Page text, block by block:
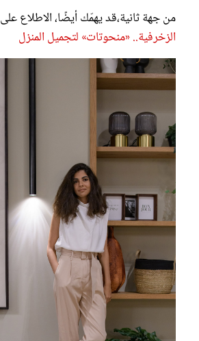
من جهة ثانية،قد يهمّك أيضًا، الاطلاع على
الزخرفية.. «منحوتات» لتجميل المنزل